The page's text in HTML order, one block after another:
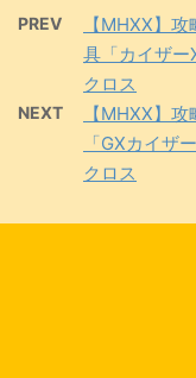
PREV
【MHXX】
具「カイザ
クロス
NEXT
【MHXX】
「GXカイザ
クロス